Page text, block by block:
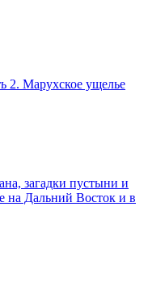
2. Марухское ущелье
загадки пустыни и
на Дальний Восток и в